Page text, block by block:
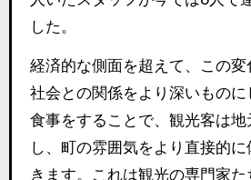
した。
経済的な側面を超えて、この
社会との関係をより深いもの
食事をすることで、観光客は
し、町の雰囲気をより直接的
きます。これは観光の専門家た